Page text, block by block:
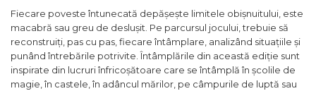
Fiecare poveste întunecată depășește limitele obișnuitului, este
macabră sau greu de deslușit. Pe parcursul jocului, trebuie să
reconstruiți, pas cu pas, fiecare întâmplare, analizând situațiile și
punând întrebările potrivite. Întâmplările din această ediție sunt
inspirate din lucruri înfricoșătoare care se întâmplă în școlile de
magie, în castele, în adâncul mărilor, pe câmpurile de luptă sau